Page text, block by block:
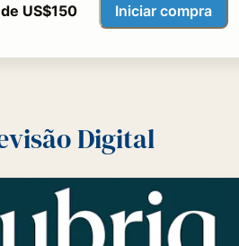
US$150 Iniciar compra
Digital